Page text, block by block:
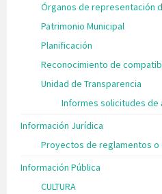
Órganos de representación
Patrimonio Municipal
Planificación
Reconocimiento de
Unidad de Transparencia
Informes solicitudes de
Información Jurídica
Proyectos de reglamentos o
Información Pública
CULTURA